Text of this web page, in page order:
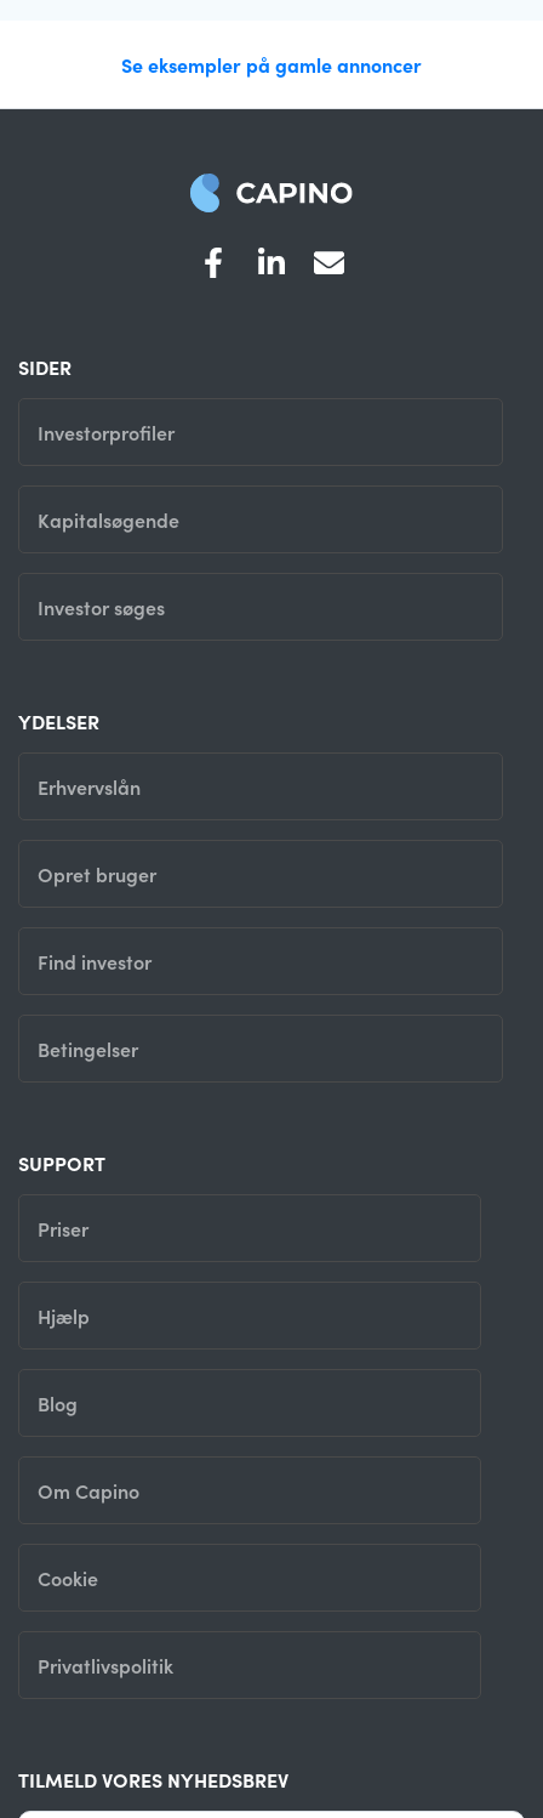
Se eksempler på gamle annoncer
SIDER
Investorprofiler
Kapitalsøgende
Investor søges
YDELSER
Erhvervslån
Opret bruger
Find investor
Betingelser
SUPPORT
Priser
Hjælp
Blog
Om Capino
Cookie
Privatlivspolitik
TILMELD VORES NYHEDSBREV